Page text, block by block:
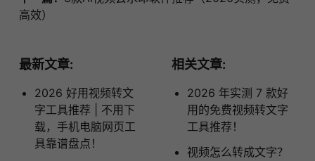
高效）
最新文章:
2026 好用视频转文
字工具推荐 | 不用下
载，手机电脑网页工
具靠谱盘点！
相关文章:
2026 年实测 7 款好
用的免费视频转文字
工具推荐！
视频怎么转成文字？